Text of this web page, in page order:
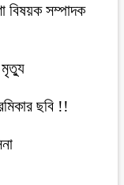
বিষয়ক সম্পাদক
মৃত্যু
ছবি !!